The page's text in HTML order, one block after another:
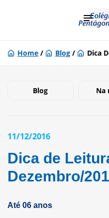
Home / Blog / Dica
Blog Na
11/12/2016
Dica de
Dezembro/
Até 06 anos